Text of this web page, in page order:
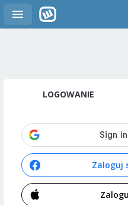
LOGOWANIE
Zaloguj